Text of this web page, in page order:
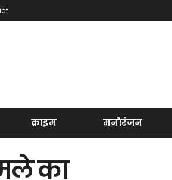
क्राइम मनोरंजन
का